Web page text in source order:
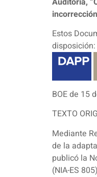
Estos
disposición:
BOE de 15
TEXTO
Mediante
de la
publicó la
(NIA-ES